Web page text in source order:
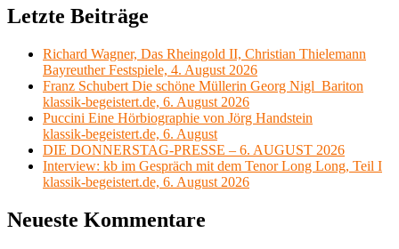
Letzte Beiträge
Richard Wagner, Das Rheingold II, Christian Thielemann
Bayreuther Festspiele, 4. August 2026
Franz Schubert Die schöne Müllerin Georg Nigl Bariton
klassik-begeistert.de, 6. August 2026
Puccini Eine Hörbiographie von Jörg Handstein
klassik-begeistert.de, 6. August
DIE DONNERSTAG-PRESSE – 6. AUGUST 2026
Interview: kb im Gespräch mit dem Tenor Long Long, Teil I
klassik-begeistert.de, 6. August 2026
Neueste Kommentare